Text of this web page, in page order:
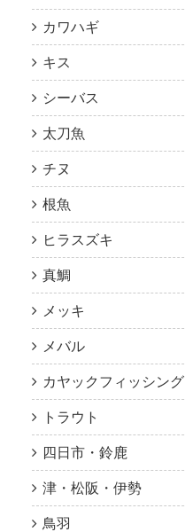
カワハギ
キス
シーバス
太刀魚
チヌ
根魚
ヒラスズキ
真鯛
メッキ
メバル
カヤックフィッシング
トラウト
四日市・鈴鹿
津・松阪・伊勢
鳥羽